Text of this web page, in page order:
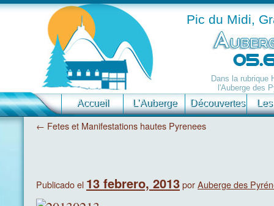
Pic du Midi,
Dans la rubrique
l'Auberge des
Accueil L’Auberge Découvertes
← Fetes et Manifestations hautes Pyrenees
Publicado el 13 febrero, 2013porAuberge des